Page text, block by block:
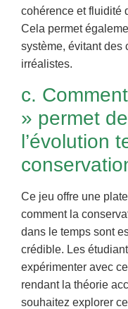
cohérence et fluidité
Cela permet
système, évitant des
irréalistes.
c.
» permet
l’évolution
Ce jeu offre une
comment la
dans le temps sont
crédible. Les
expérimenter avec
rendant la théorie
souhaitez explorer